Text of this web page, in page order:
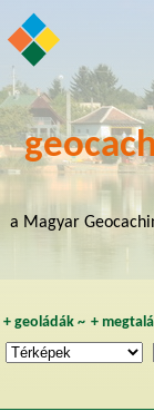
a Magyar
+ geoládák~ +